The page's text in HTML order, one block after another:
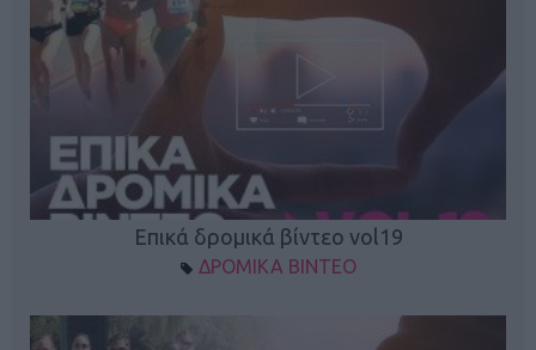
Επικά δρομικά βίντεο vol19
ΔΡΟΜΙΚΑ ΒΙΝΤΕΟ